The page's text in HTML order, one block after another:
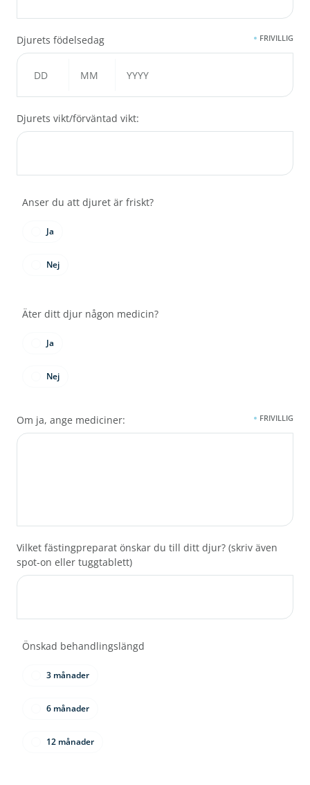
Djurets födelsedag FRIVILLIG
Djurets vikt/förväntad vikt:
Anser du att djuret är friskt?
Ja
Nej
Äter ditt djur någon medicin?
Ja
Nej
Om ja, ange mediciner: FRIVILLIG
Vilket fästingpreparat önskar du till ditt djur? (skriv även
spot-on eller tuggtablett)
Önskad behandlingslängd
3 månader
6 månader
12 månader